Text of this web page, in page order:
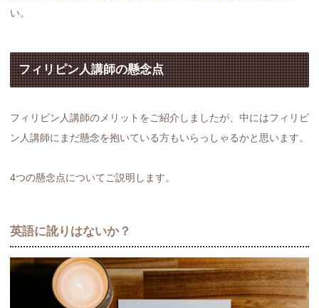
い。
フィリピン人講師の懸念点
フィリピン人講師のメリットをご紹介しましたが、中にはフィリピ
ン人講師にまだ懸念を抱いている方もいらっしゃるかと思います。
4つの懸念点についてご説明します。
英語に訛りはないか？